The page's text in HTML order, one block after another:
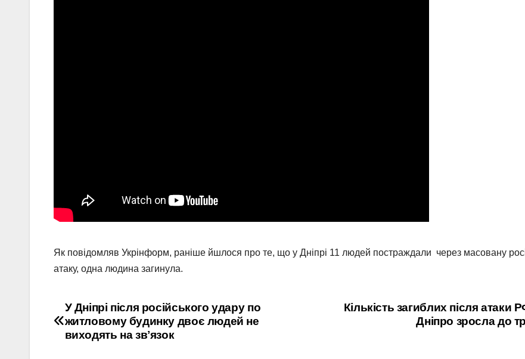
Як повідомляв Укрінформ, раніше йшлося про те, що у Дніпрі 11 людей постраждали через масовану
атаку, одна людина загинула.
Навігація
записів
Кількість загиблих після атаки
Дніпро зросла до
У Дніпрі після російського удару по
житловому будинку двоє людей не
виходять на звʼязок